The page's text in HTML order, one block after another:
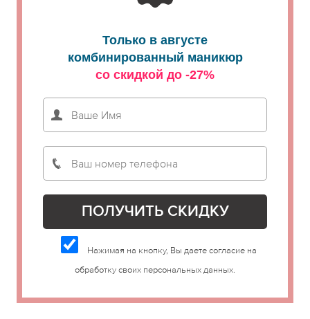
Только в августе
комбинированный маникюр
со скидкой до -27%
Нажимая на кнопку, Вы даете согласие на
обработку своих персональных данных.